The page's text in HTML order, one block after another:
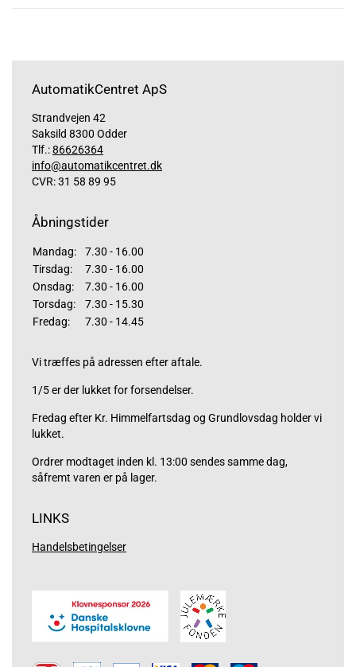
AutomatikCentret ApS
Strandvejen 42
Saksild 8300 Odder
Tlf.:86626364
info@automatikcentret.dk
CVR: 31 58 89 95
Åbningstider
Mandag:
7.30 - 16.00
Tirsdag:
7.30 - 16.00
Onsdag:
7.30 - 16.00
Torsdag:
7.30 - 15.30
Fredag:
7.30 - 14.45
Vi træffes på adressen efter aftale.
1/5 er der lukket for forsendelser.
Fredag efter Kr. Himmelfartsdag og Grundlovsdag holder vi
lukket.
Ordrer modtaget inden kl. 13:00 sendes samme dag,
såfremt varen er på lager.
LINKS
Handelsbetingelser